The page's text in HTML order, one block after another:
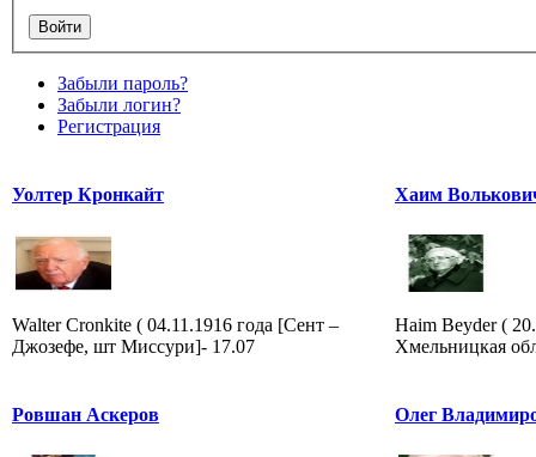
Забыли пароль?
Забыли логин?
Регистрация
Уолтер Кронкайт
Walter Cronkite ( 04.11.1916 года [Сент –
Джозефе, шт Миссури]- 17.07
Хаим
Haim Beyder (
Хмельницкая
Ровшан Аскеров Олег